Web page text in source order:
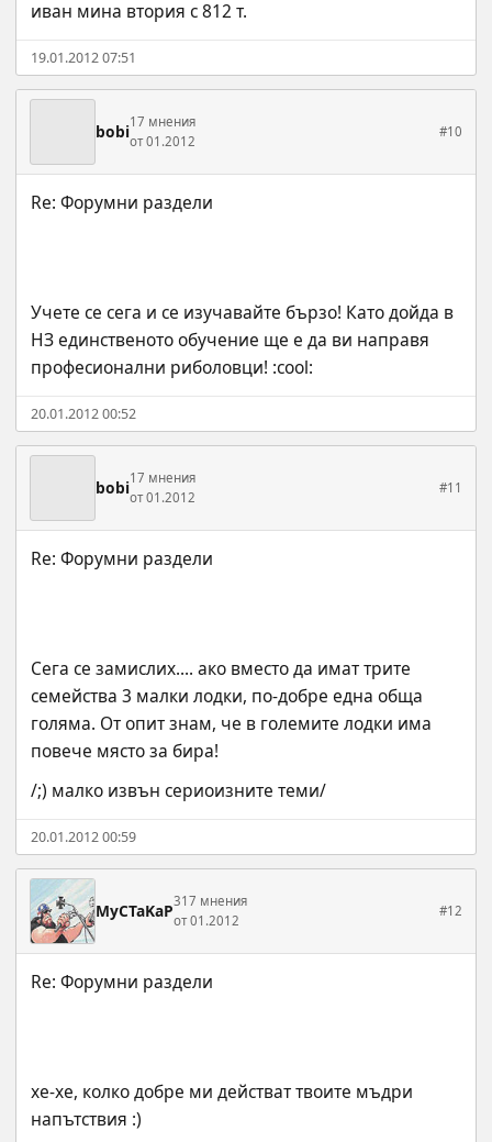
иван мина втория с 812 т.
19.01.2012 07:51
bobi17 мнения
от 01.2012
#10
Учете се сега и се изучавайте бързо! Като дойда в
НЗ единственото обучение ще е да ви направя
професионални риболовци! :cool:
20.01.2012 00:52
bobi17 мнения
от 01.2012
#11
Сега се замислих.... ако вместо да имат трите
семейства 3 малки лодки, по-добре една обща
голяма. От опит знам, че в големите лодки има
повече място за бира!
/;) малко извън сериоизните теми/
20.01.2012 00:59
MyCTaKaP317 мнения
от 01.2012
#12
хе-хе, колко добре ми действат твоите мъдри
напътствия :)